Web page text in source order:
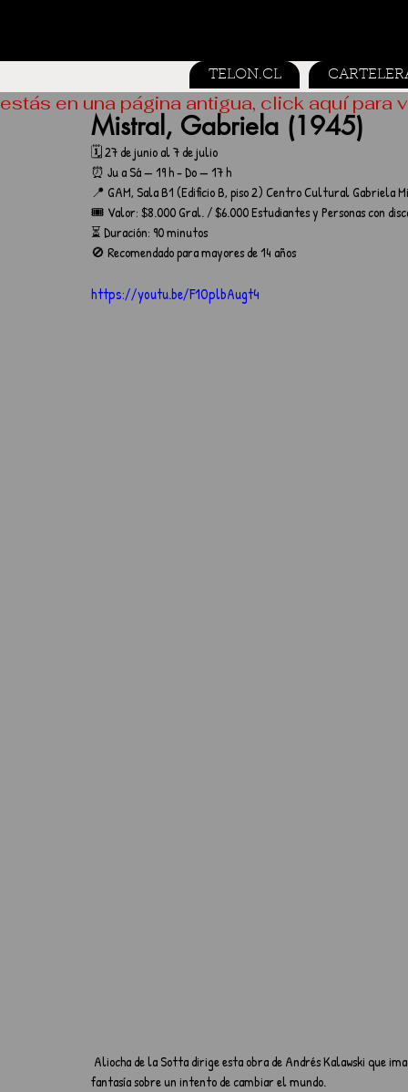
TELON.CL
Mistral, Gabriela (1945)
🗓️ 27 de junio al 7 de julio
⏰ Ju a Sá — 19 h - Do — 17 h
📍 GAM, Sala B1 (Edificio B, piso 2) Centro Cultural Gabriela
🎟️ Valor: $8.000 Gral. / $6.000 Estudiantes y Personas con
⏳ Duración: 90 minutos
🚫 Recomendado para mayores de 14 años
https://youtu.be/F1OplbAugt4
fantasía sobre un intento de cambiar el mundo.
estás en una página antigua, click aquí para